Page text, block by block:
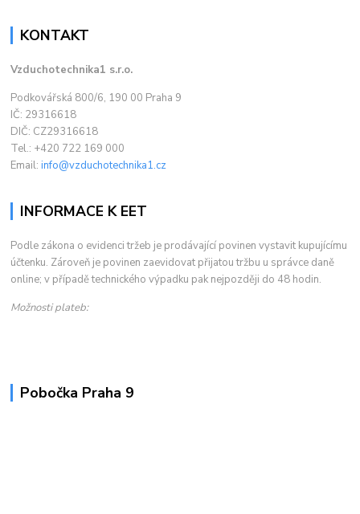
KONTAKT
Vzduchotechnika1 s.r.o.
Podkovářská 800/6, 190 00 Praha 9
IČ: 29316618
DIČ: CZ29316618
Tel.: +420 722 169 000
Email:info@vzduchotechnika1.cz
INFORMACE K EET
Podle zákona o evidenci tržeb je prodávající povinen vystavit kupujícímu
účtenku. Zároveň je povinen zaevidovat přijatou tržbu u správce daně
online; v případě technického výpadku pak nejpozději do 48 hodin.
Možnosti plateb:
Pobočka Praha 9